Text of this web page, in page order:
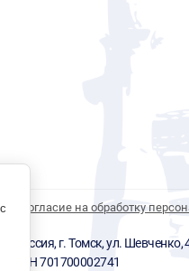
Согласие на обработку
Россия, г. Томск, ул. Шевченко,
ИНН 701700002741